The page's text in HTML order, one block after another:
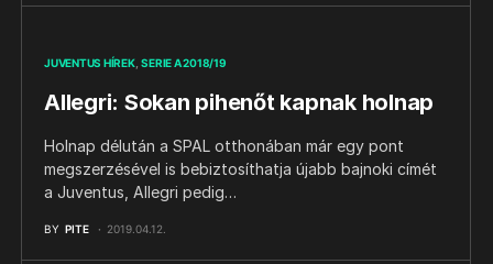
JUVENTUS HÍREK SERIE A 2018/19
Allegri: Sokan pihenőt kapnak holnap
Holnap délután a SPAL otthonában már egy pont
megszerzésével is bebiztosíthatja újabb bajnoki címét
a Juventus, Allegri pedig…
BY PITE 2019.04.12.